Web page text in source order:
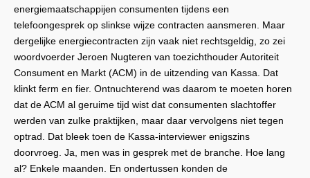
energiemaatschappijen consumenten tijdens een
telefoongesprek op slinkse wijze contracten aansmeren. Maar
dergelijke energiecontracten zijn vaak niet rechtsgeldig, zo zei
woordvoerder Jeroen Nugteren van toezichthouder Autoriteit
Consument en Markt (ACM) in de uitzending van Kassa. Dat
klinkt ferm en fier. Ontnuchterend was daarom te moeten horen
dat de ACM al geruime tijd wist dat consumenten slachtoffer
werden van zulke praktijken, maar daar vervolgens niet tegen
optrad. Dat bleek toen de Kassa-interviewer enigszins
doorvroeg. Ja, men was in gesprek met de branche. Hoe lang
al? Enkele maanden. En ondertussen konden de